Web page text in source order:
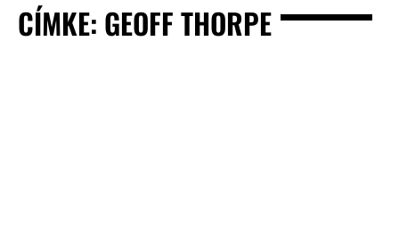
CÍMKE: GEOFF THORPE